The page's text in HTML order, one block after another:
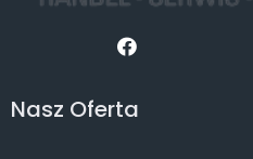
Nasz Oferta